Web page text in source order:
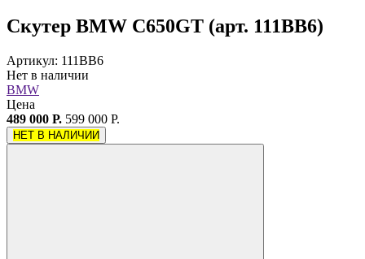
Скутер BMW C650GT (арт. 111BB6)
Артикул: 111BB6
Нет в наличии
BMW
Цена
489 000 Р. 599 000 Р.
НЕТ В НАЛИЧИИ